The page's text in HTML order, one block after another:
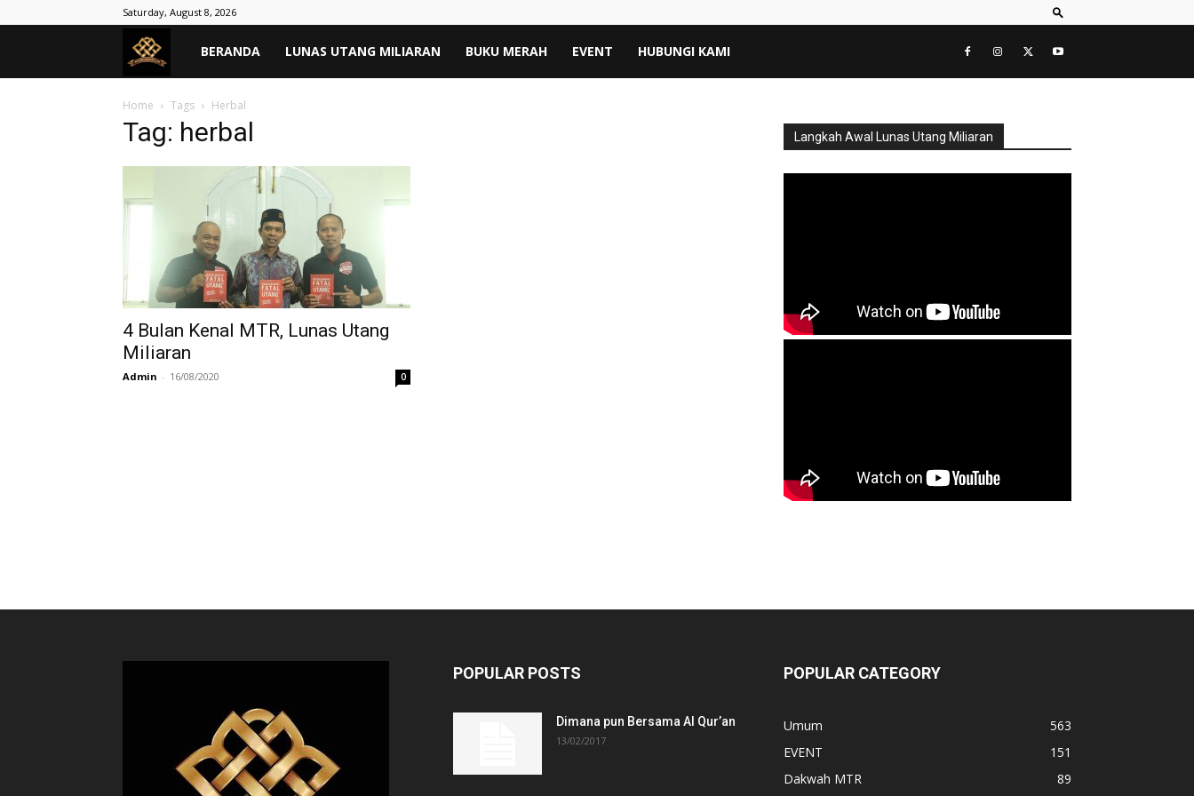
Saturday, August 8, 2026
MASYARAKAT
TANPA
Lunas
BERANDA LUNAS UTANG MILIARAN BUKU MERAH EVENT HUBUNGI KAMI
Home Tags Herbal
Tag: herbal
4 Bulan Kenal MTR, Lunas Utang
Miliaran
Admin - 16/08/2020 0
Langkah Awal Lunas Utang Miliaran
POPULAR POSTS
Dimana pun Bersama Al Qur’an
13/02/2017
POPULAR CATEGORY
Umum
563
EVENT
151
Dakwah MTR
89